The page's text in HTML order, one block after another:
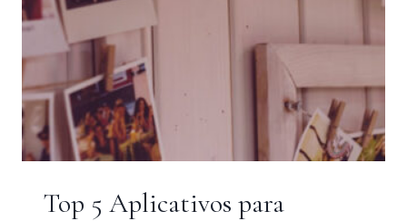
Top 5 Aplicativos para